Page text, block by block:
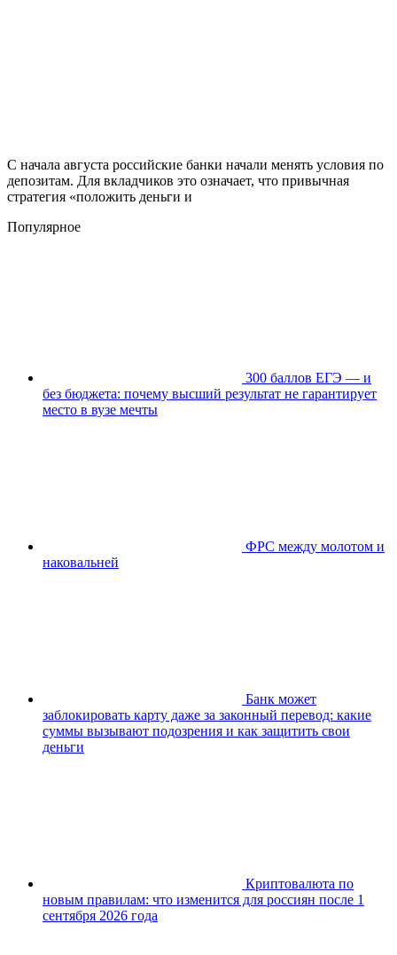
С начала августа российские банки начали менять условия по
депозитам. Для вкладчиков это означает, что привычная
стратегия «положить деньги и
Популярное
300 баллов ЕГЭ — и
без бюджета: почему высший результат не гарантирует
место в вузе мечты
ФРС между молотом и
наковальней
Банк может
заблокировать карту даже за законный перевод: какие
суммы вызывают подозрения и как защитить свои
деньги
Криптовалюта по
новым правилам: что изменится для россиян после 1
сентября 2026 года